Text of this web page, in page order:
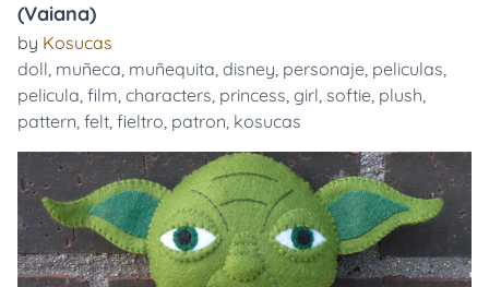
(Vaiana)
by Kosucas
doll, muñeca, muñequita, disney, personaje, peliculas,
pelicula, film, characters, princess, girl, softie, plush,
pattern, felt, fieltro, patron, kosucas